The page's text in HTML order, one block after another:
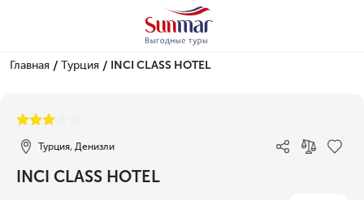
Главная / Турция / INCI CLASS HOTEL
Турция, Денизли
INCI CLASS HOTEL